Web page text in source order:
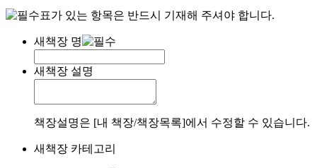
표가 있는 항목은 반드시 기재해 주셔야 합니다.
새책장 명
새책장 설명
책장설명은 [내 책장/책장목록]에서 수정할 수 있습니다.
새책장 카테고리